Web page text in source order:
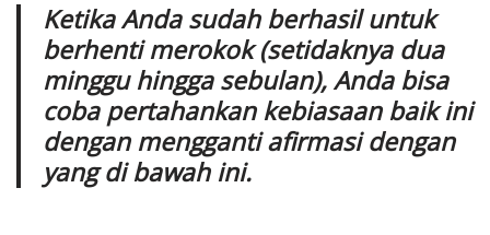
Ketika Anda sudah berhasil untuk
berhenti merokok (setidaknya dua
minggu hingga sebulan), Anda bisa
coba pertahankan kebiasaan baik ini
dengan mengganti afirmasi dengan
yang di bawah ini.